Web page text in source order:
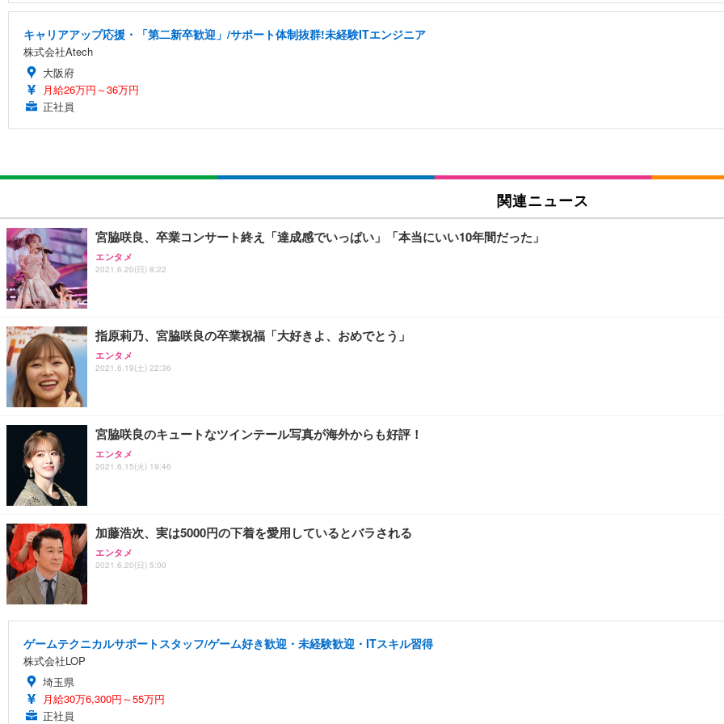
キャリアアップ応援・「第二新卒歓迎」/サポート体制抜群!未経験ITエンジニア
株式会社Atech
大阪府
月給26万円～36万円
正社員
関連ニュース
宮脇咲良、卒業コンサート終え「達成感でいっぱい」「本当にいい10年間だった」
エンタメ
2021.6.20(日) 8:22
指原莉乃、宮脇咲良の卒業祝福「大好きよ、おめでとう」
エンタメ
2021.6.19(土) 22:36
宮脇咲良のキュートなツインテール写真が海外からも好評！
エンタメ
2021.6.15(火) 19:46
加藤浩次、実は5000円の下着を愛用しているとバラされる
エンタメ
2021.6.20(日) 5:00
ゲームテクニカルサポートスタッフ/ゲーム好き歓迎・未経験歓迎・ITスキル習得
株式会社LOP
埼玉県
月給30万6,300円～55万円
正社員